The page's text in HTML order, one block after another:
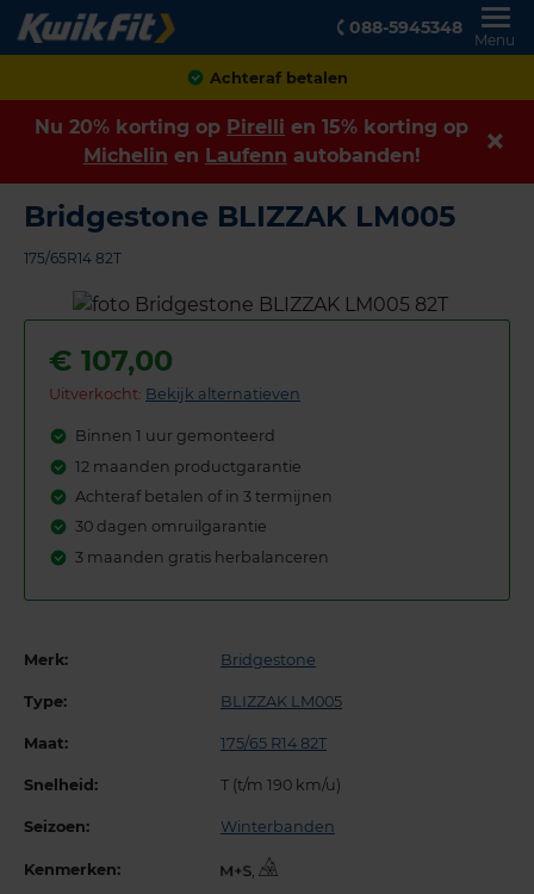
088-5945348
Menu
Achteraf betalen
Nu 20% korting op Pirelli en 15% korting op
Michelin en Laufenn autobanden!
Bridgestone BLIZZAK LM005
175/65R14 82T
€ 107,00
Uitverkocht: Bekijk alternatieven
Binnen 1 uur gemonteerd
12 maanden productgarantie
Achteraf betalen of in 3 termijnen
30 dagen omruilgarantie
3 maanden gratis herbalanceren
Merk: Bridgestone
Type: BLIZZAK LM005
Maat: 175/65 R14 82T
Snelheid: T (t/m 190 km/u)
Seizoen: Winterbanden
Kenmerken: ,